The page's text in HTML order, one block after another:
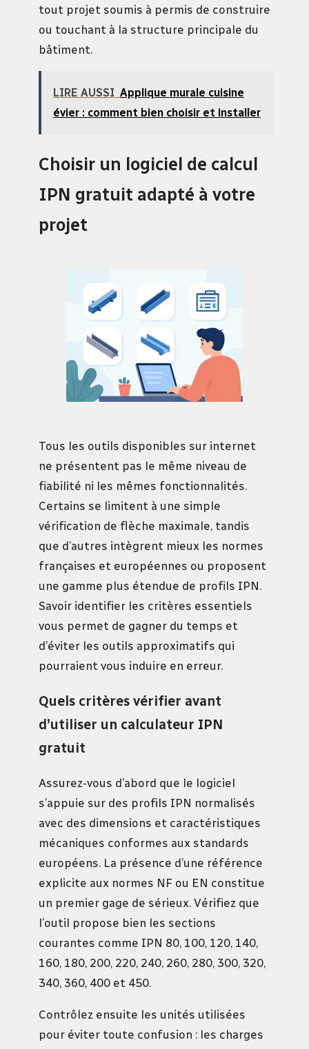
tout projet soumis à permis de construire
ou touchant à la structure principale du
bâtiment.
LIRE AUSSI Applique murale cuisine
évier : comment bien choisir et installer
Choisir un logiciel de calcul
IPN gratuit adapté à votre
projet
Tous les outils disponibles sur internet
ne présentent pas le même niveau de
fiabilité ni les mêmes fonctionnalités.
Certains se limitent à une simple
vérification de flèche maximale, tandis
que d’autres intègrent mieux les normes
françaises et européennes ou proposent
une gamme plus étendue de profils IPN.
Savoir identifier les critères essentiels
vous permet de gagner du temps et
d’éviter les outils approximatifs qui
pourraient vous induire en erreur.
Quels critères vérifier avant
d’utiliser un calculateur IPN
gratuit
Assurez-vous d’abord que le logiciel
s’appuie sur des profils IPN normalisés
avec des dimensions et caractéristiques
mécaniques conformes aux standards
européens. La présence d’une référence
explicite aux normes NF ou EN constitue
un premier gage de sérieux. Vérifiez que
l’outil propose bien les sections
courantes comme IPN 80, 100, 120, 140,
160, 180, 200, 220, 240, 260, 280, 300, 320,
340, 360, 400 et 450.
Contrôlez ensuite les unités utilisées
pour éviter toute confusion : les charges